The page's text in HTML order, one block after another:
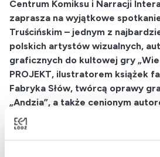
Centrum Komiksu i Narracji
zaprasza na wyjątkowe
Truścińskim – jednym z
polskich artystów wizualnych,
graficznych do kultowej gry
PROJEKT, ilustratorem książek
Fabryka Słów, twórcą oprawy
„Andzia”, a także cenionym
Podczas wydarzenia artysta
uczestników po swojej wystawie